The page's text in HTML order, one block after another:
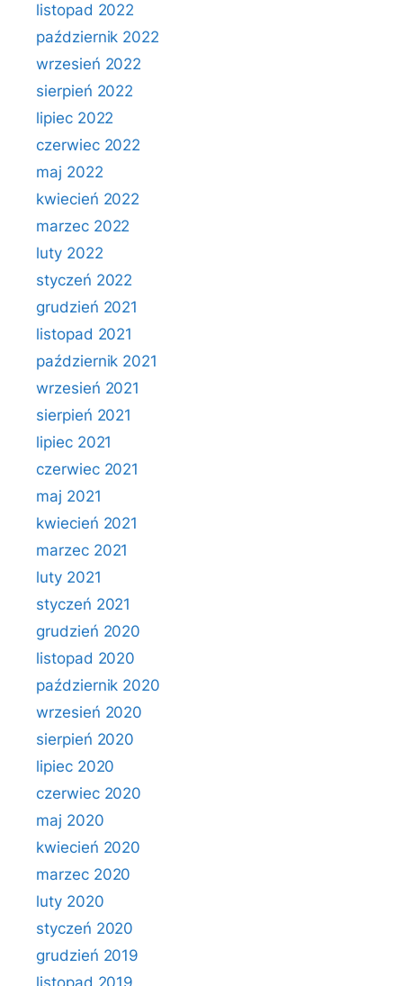
listopad 2022
październik 2022
wrzesień 2022
sierpień 2022
lipiec 2022
czerwiec 2022
maj 2022
kwiecień 2022
marzec 2022
luty 2022
styczeń 2022
grudzień 2021
listopad 2021
październik 2021
wrzesień 2021
sierpień 2021
lipiec 2021
czerwiec 2021
maj 2021
kwiecień 2021
marzec 2021
luty 2021
styczeń 2021
grudzień 2020
listopad 2020
październik 2020
wrzesień 2020
sierpień 2020
lipiec 2020
czerwiec 2020
maj 2020
kwiecień 2020
marzec 2020
luty 2020
styczeń 2020
grudzień 2019
listopad 2019